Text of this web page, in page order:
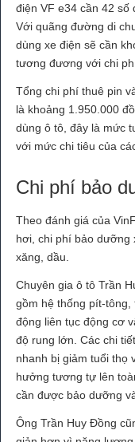
điện VF e34 cần 42 số
Với quãng đường di
dùng xe điện sẽ cần
tương đương với chi
Tổng chi phí thuê pin
là khoảng 1.950.000
dùng ô tô, đây là mức
với mức chi tiêu của
Chi phí bảo
Theo đánh giá của
hơi, chi phí bảo dưỡng
xăng, dầu.
Chuyên gia ô tô Trần
gồm hệ thống pít-tông,
động liên tục động cơ
độ rung lớn. Các chi
nhanh bị giảm tuổi thọ
hưởng tương tự lên
cần được bảo dưỡng
Ông Trần Huy Đồng